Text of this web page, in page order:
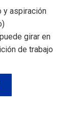
y aspiración
girar en
de trabajo